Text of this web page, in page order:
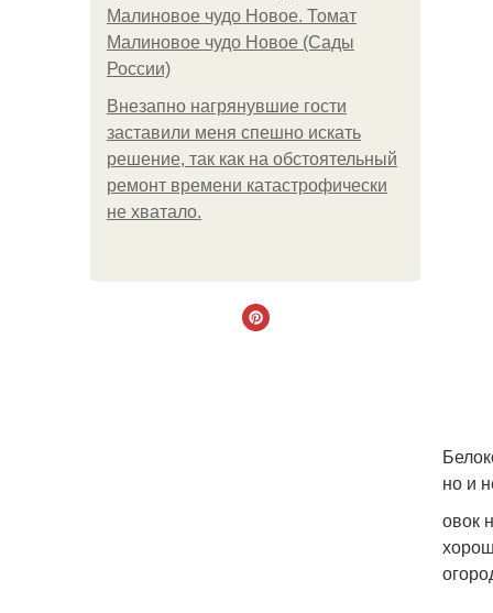
Малиновое чудо Новое. Томат
Малиновое чудо Новое (Сады
России)
Внезапно нагрянувшие гости
заставили меня спешно искать
решение, так как на обстоятельный
ремонт времени катастрофически
не хватало.
но и
овок